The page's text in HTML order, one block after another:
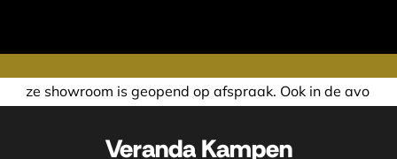
op afspraak. Ook in de avond of in het weekend
Veranda Kampen